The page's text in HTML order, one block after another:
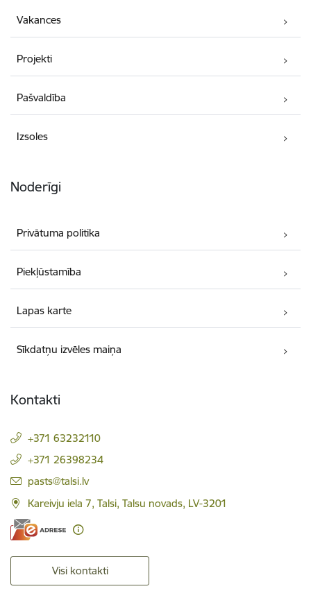
Vakances
Projekti
Pašvaldība
Izsoles
Noderīgi
Privātuma politika
Piekļūstamība
Lapas karte
Sīkdatņu izvēles maiņa
Kontakti
+371 63232110
+371 26398234
E-pasts:
pasts@talsi.lv
Kareivju iela 7, Talsi, Talsu novads, LV-3201
Visi kontakti